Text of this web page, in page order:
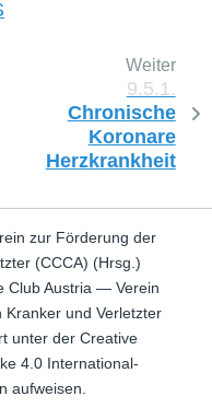
Weiter
9.5.1.
Chronische
Koronare
Herzkrankheit
zur Förderung der
(CCCA) (Hrsg.)
Club Austria — Verein
und Verletzter
unter der Creative
4.0 International-
aufweisen.